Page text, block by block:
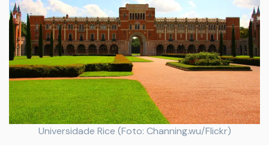
Universidade Rice (Foto: Channing.wu/Flickr)